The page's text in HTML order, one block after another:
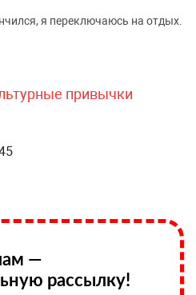
я переключаюсь на отдых.
привычки
—
рассылку!